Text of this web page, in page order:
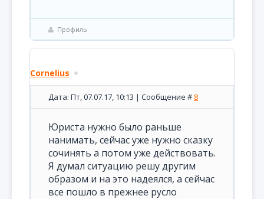
Профиль
Cornelius
Дата: Пт, 07.07.17, 10:13 | Сообщение # 8
Юриста нужно было раньше
нанимать, сейчас уже нужно сказку
сочинять а потом уже действовать.
Я думал ситуацию решу другим
образом и на это надеялся, а сейчас
все пошло в прежнее русло